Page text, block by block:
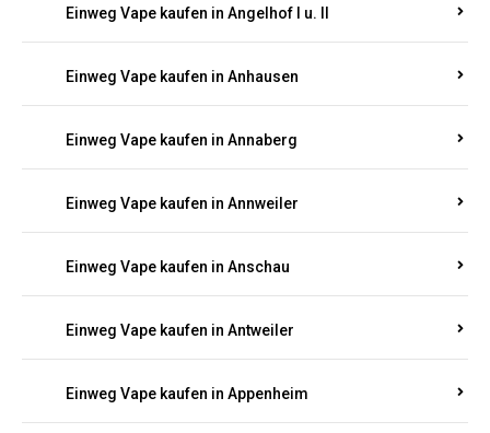
Einweg Vape kaufen in Angelhof I u. II
Einweg Vape kaufen in Anhausen
Einweg Vape kaufen in Annaberg
Einweg Vape kaufen in Annweiler
Einweg Vape kaufen in Anschau
Einweg Vape kaufen in Antweiler
Einweg Vape kaufen in Appenheim